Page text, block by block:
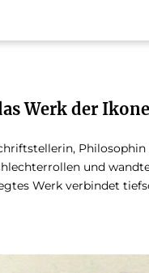
Werk der
und
Werk verbindet